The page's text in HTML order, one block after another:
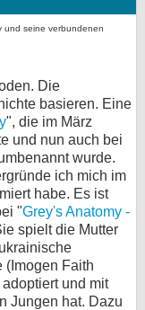
Die
basieren. Eine
", die im März
und nun auch bei
wurde.
ich mich im
habe. Es ist
"Grey's Anatomy -
spielt die Mutter
(Imogen Faith
und mit
Jungen hat. Dazu